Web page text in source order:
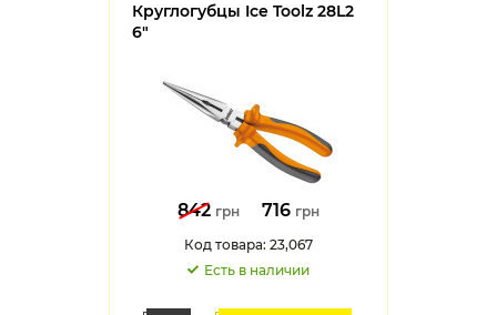
Круглогубцы Ice Toolz 28L2
6"
842 грн 716 грн
Код товара: 23,067
Есть в наличии